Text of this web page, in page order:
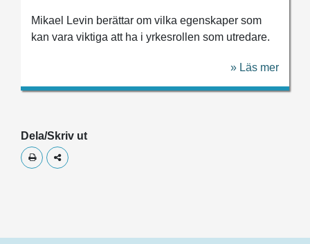
Mikael Levin berättar om vilka egenskaper som
kan vara viktiga att ha i yrkesrollen som utredare.
» Läs mer
Dela/Skriv ut
Skriv utDela